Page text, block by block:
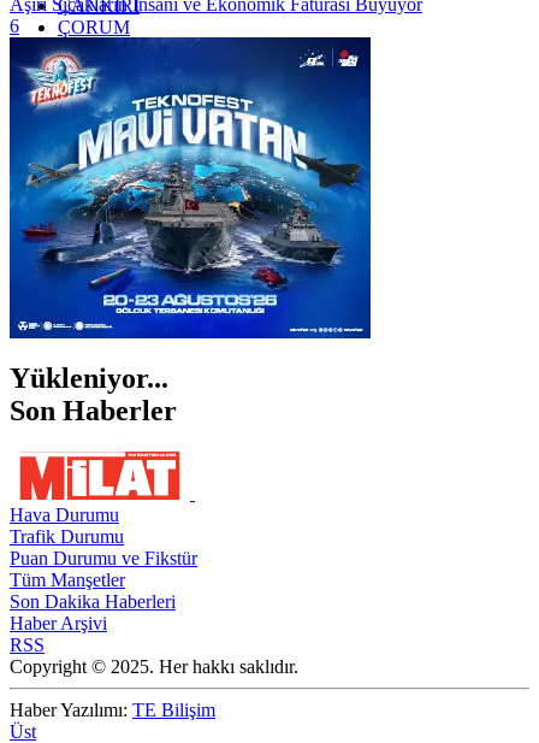
ÇANKIRI
ÇORUM
İSTANBUL
İZMİR
ŞANLIURFA
ŞIRNAK
6
Yükleniyor...
Son Haberler
Hava Durumu
Trafik Durumu
Puan Durumu ve Fikstür
Tüm Manşetler
Son Dakika Haberleri
Haber Arşivi
RSS
Copyright © 2025. Her hakkı saklıdır.
Haber Yazılımı: TE Bilişim
Üst